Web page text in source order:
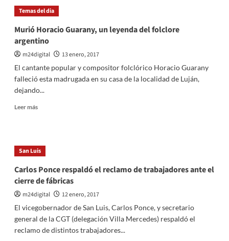
a
Bergman
contratar
a
dedo
anti
incendios
Temas del dia
Murió Horacio Guarany, un leyenda del folclore
argentino
m24digital
13 enero, 2017
El cantante popular y compositor folclórico Horacio Guarany
falleció esta madrugada en su casa de la localidad de Luján,
dejando...
Leer másLeer
Horacio
Guarany,
leyenda
del
folclore
San Luis
Carlos Ponce respaldó el reclamo de trabajadores ante el
cierre de fábricas
m24digital
12 enero, 2017
El vicegobernador de San Luis, Carlos Ponce, y secretario
general de la CGT (delegación Villa Mercedes) respaldó el
reclamo de distintos trabajadores...